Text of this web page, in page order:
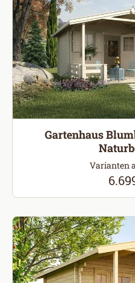
Gartenhaus
Varianten